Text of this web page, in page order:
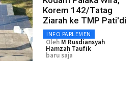
Korem 142/Tatag
Ziarah ke TMP Pati'di
INFO PARLEMEN
Oleh M Rusdiansyah
Hamzah Taufik
baru saja